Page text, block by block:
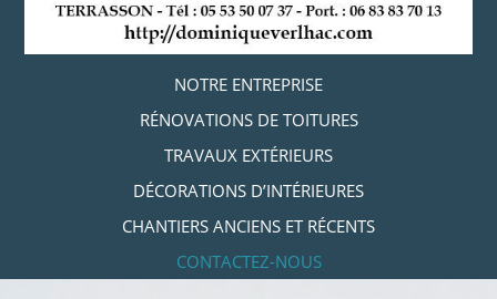
NOTRE ENTREPRISE
RÉNOVATIONS DE TOITURES
TRAVAUX EXTÉRIEURS
DÉCORATIONS D’INTÉRIEURES
CHANTIERS ANCIENS ET RÉCENTS
CONTACTEZ-NOUS